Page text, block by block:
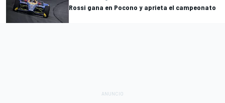
Rossi gana en Pocono y aprieta el campeonato